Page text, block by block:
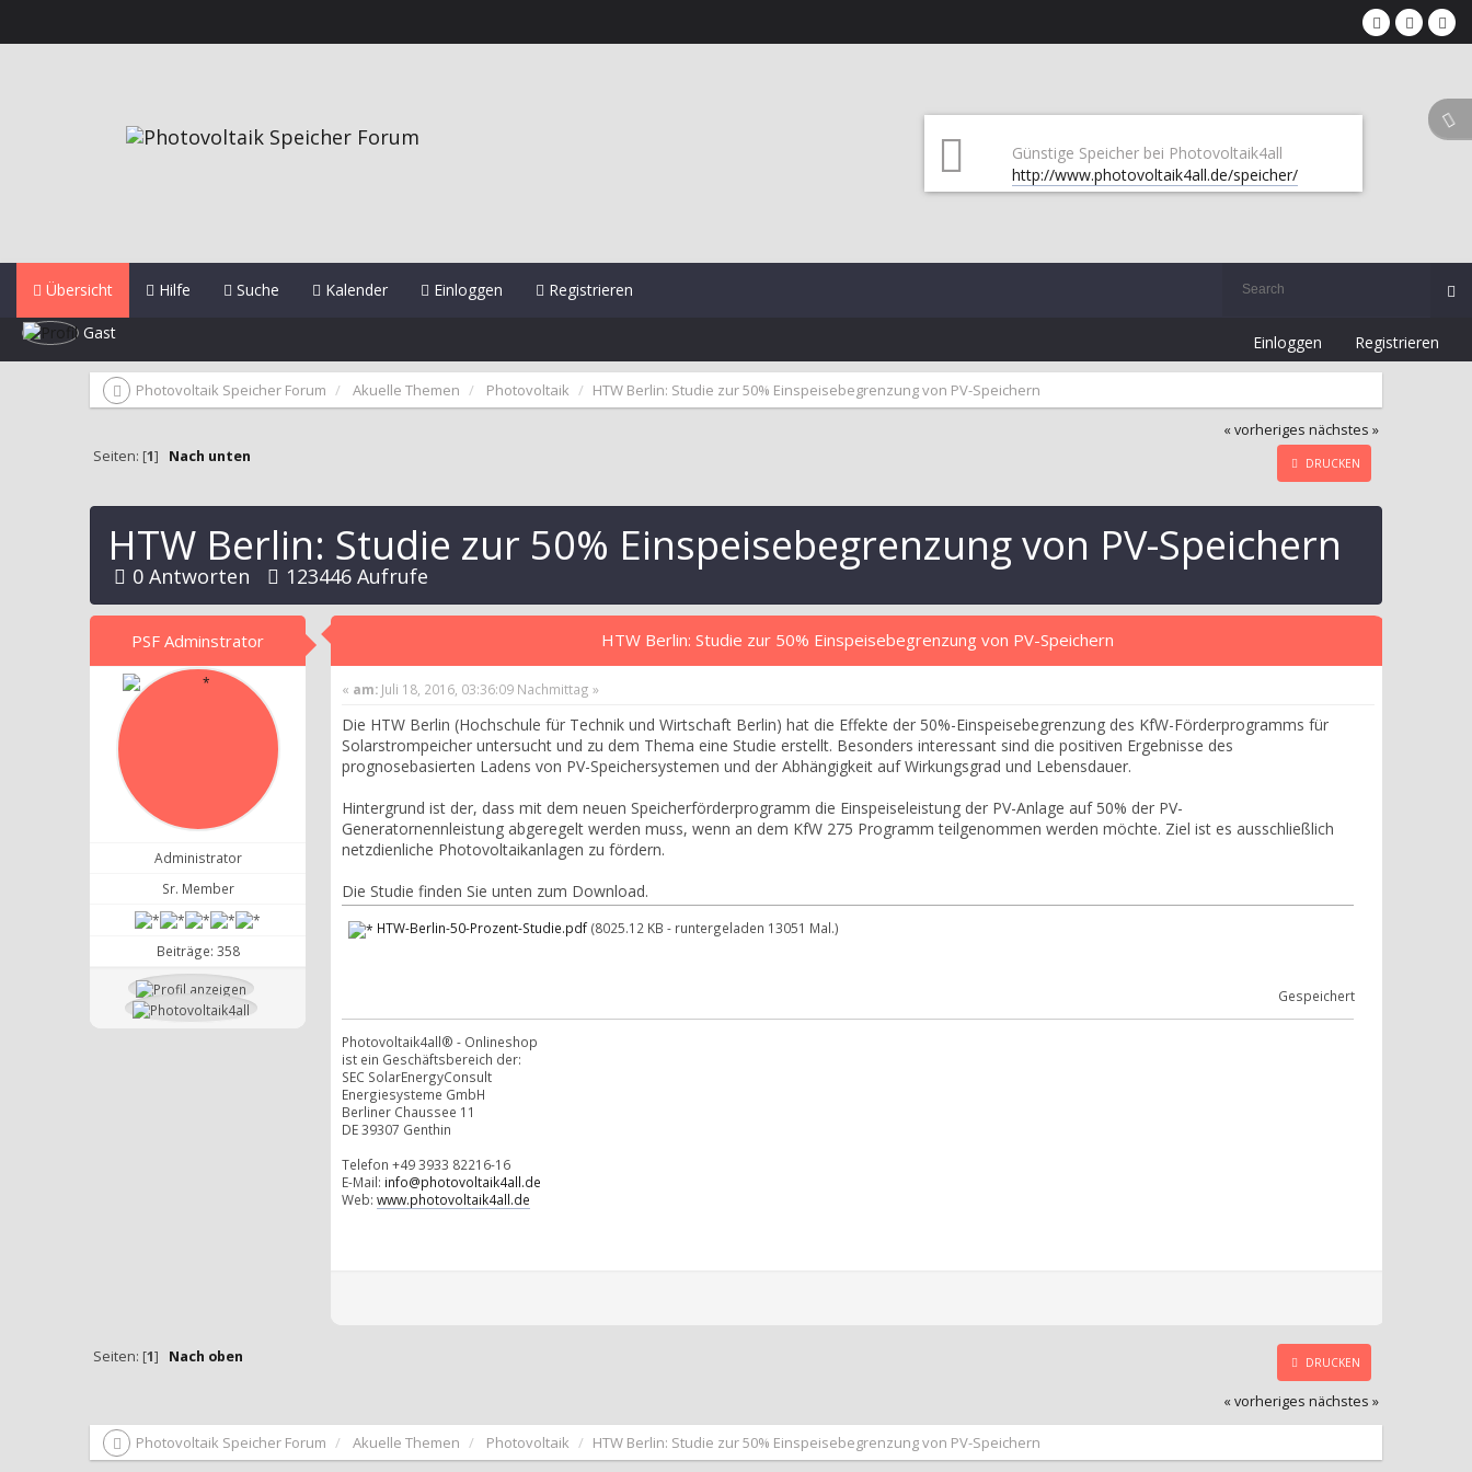
Günstige Speicher bei Photovoltaik4all
http://www.photovoltaik4all.de/speicher/
Übersicht Hilfe Suche Kalender Einloggen Registrieren
Gast Einloggen Registrieren
Photovoltaik Speicher Forum Akuelle Themen Photovoltaik HTW Berlin: Studie zur 50% Einspeisebegrenzung von PV-Speichern
« vorheriges nächstes »
DRUCKEN
Seiten: [1] Nach unten
HTW Berlin: Studie zur 50% Einspeisebegrenzung von PV-Speichern
0 Antworten 123446 Aufrufe
PSF Adminstrator
Administrator
Sr. Member
Beiträge: 358
HTW Berlin: Studie zur 50% Einspeisebegrenzung von PV-Speichern
« am:Juli 18, 2016, 03:36:09 Nachmittag »
Die HTW Berlin (Hochschule für Technik und Wirtschaft Berlin) hat die Effekte der 50%-Einspeisebegrenzung des KfW-Förderprogramms für
Solarstrompeicher untersucht und zu dem Thema eine Studie erstellt. Besonders interessant sind die positiven Ergebnisse des
prognosebasierten Ladens von PV-Speichersystemen und der Abhängigkeit auf Wirkungsgrad und Lebensdauer.
Hintergrund ist der, dass mit dem neuen Speicherförderprogramm die Einspeiseleistung der PV-Anlage auf 50% der PV-
Generatornennleistung abgeregelt werden muss, wenn an dem KfW 275 Programm teilgenommen werden möchte. Ziel ist es ausschließlich
netzdienliche Photovoltaikanlagen zu fördern.
Die Studie finden Sie unten zum Download.
HTW-Berlin-50-Prozent-Studie.pdf(8025.12 KB - runtergeladen 13051 Mal.)
Gespeichert
Photovoltaik4all® - Onlineshop
ist ein Geschäftsbereich der:
SEC SolarEnergyConsult
Energiesysteme GmbH
Berliner Chaussee 11
DE 39307 Genthin
Telefon +49 3933 82216-16
E-Mail: info@photovoltaik4all.de
Web: www.photovoltaik4all.de
DRUCKEN
Seiten: [1] Nach oben
« vorheriges nächstes »
Photovoltaik Speicher Forum Akuelle Themen Photovoltaik HTW Berlin: Studie zur 50% Einspeisebegrenzung von PV-Speichern